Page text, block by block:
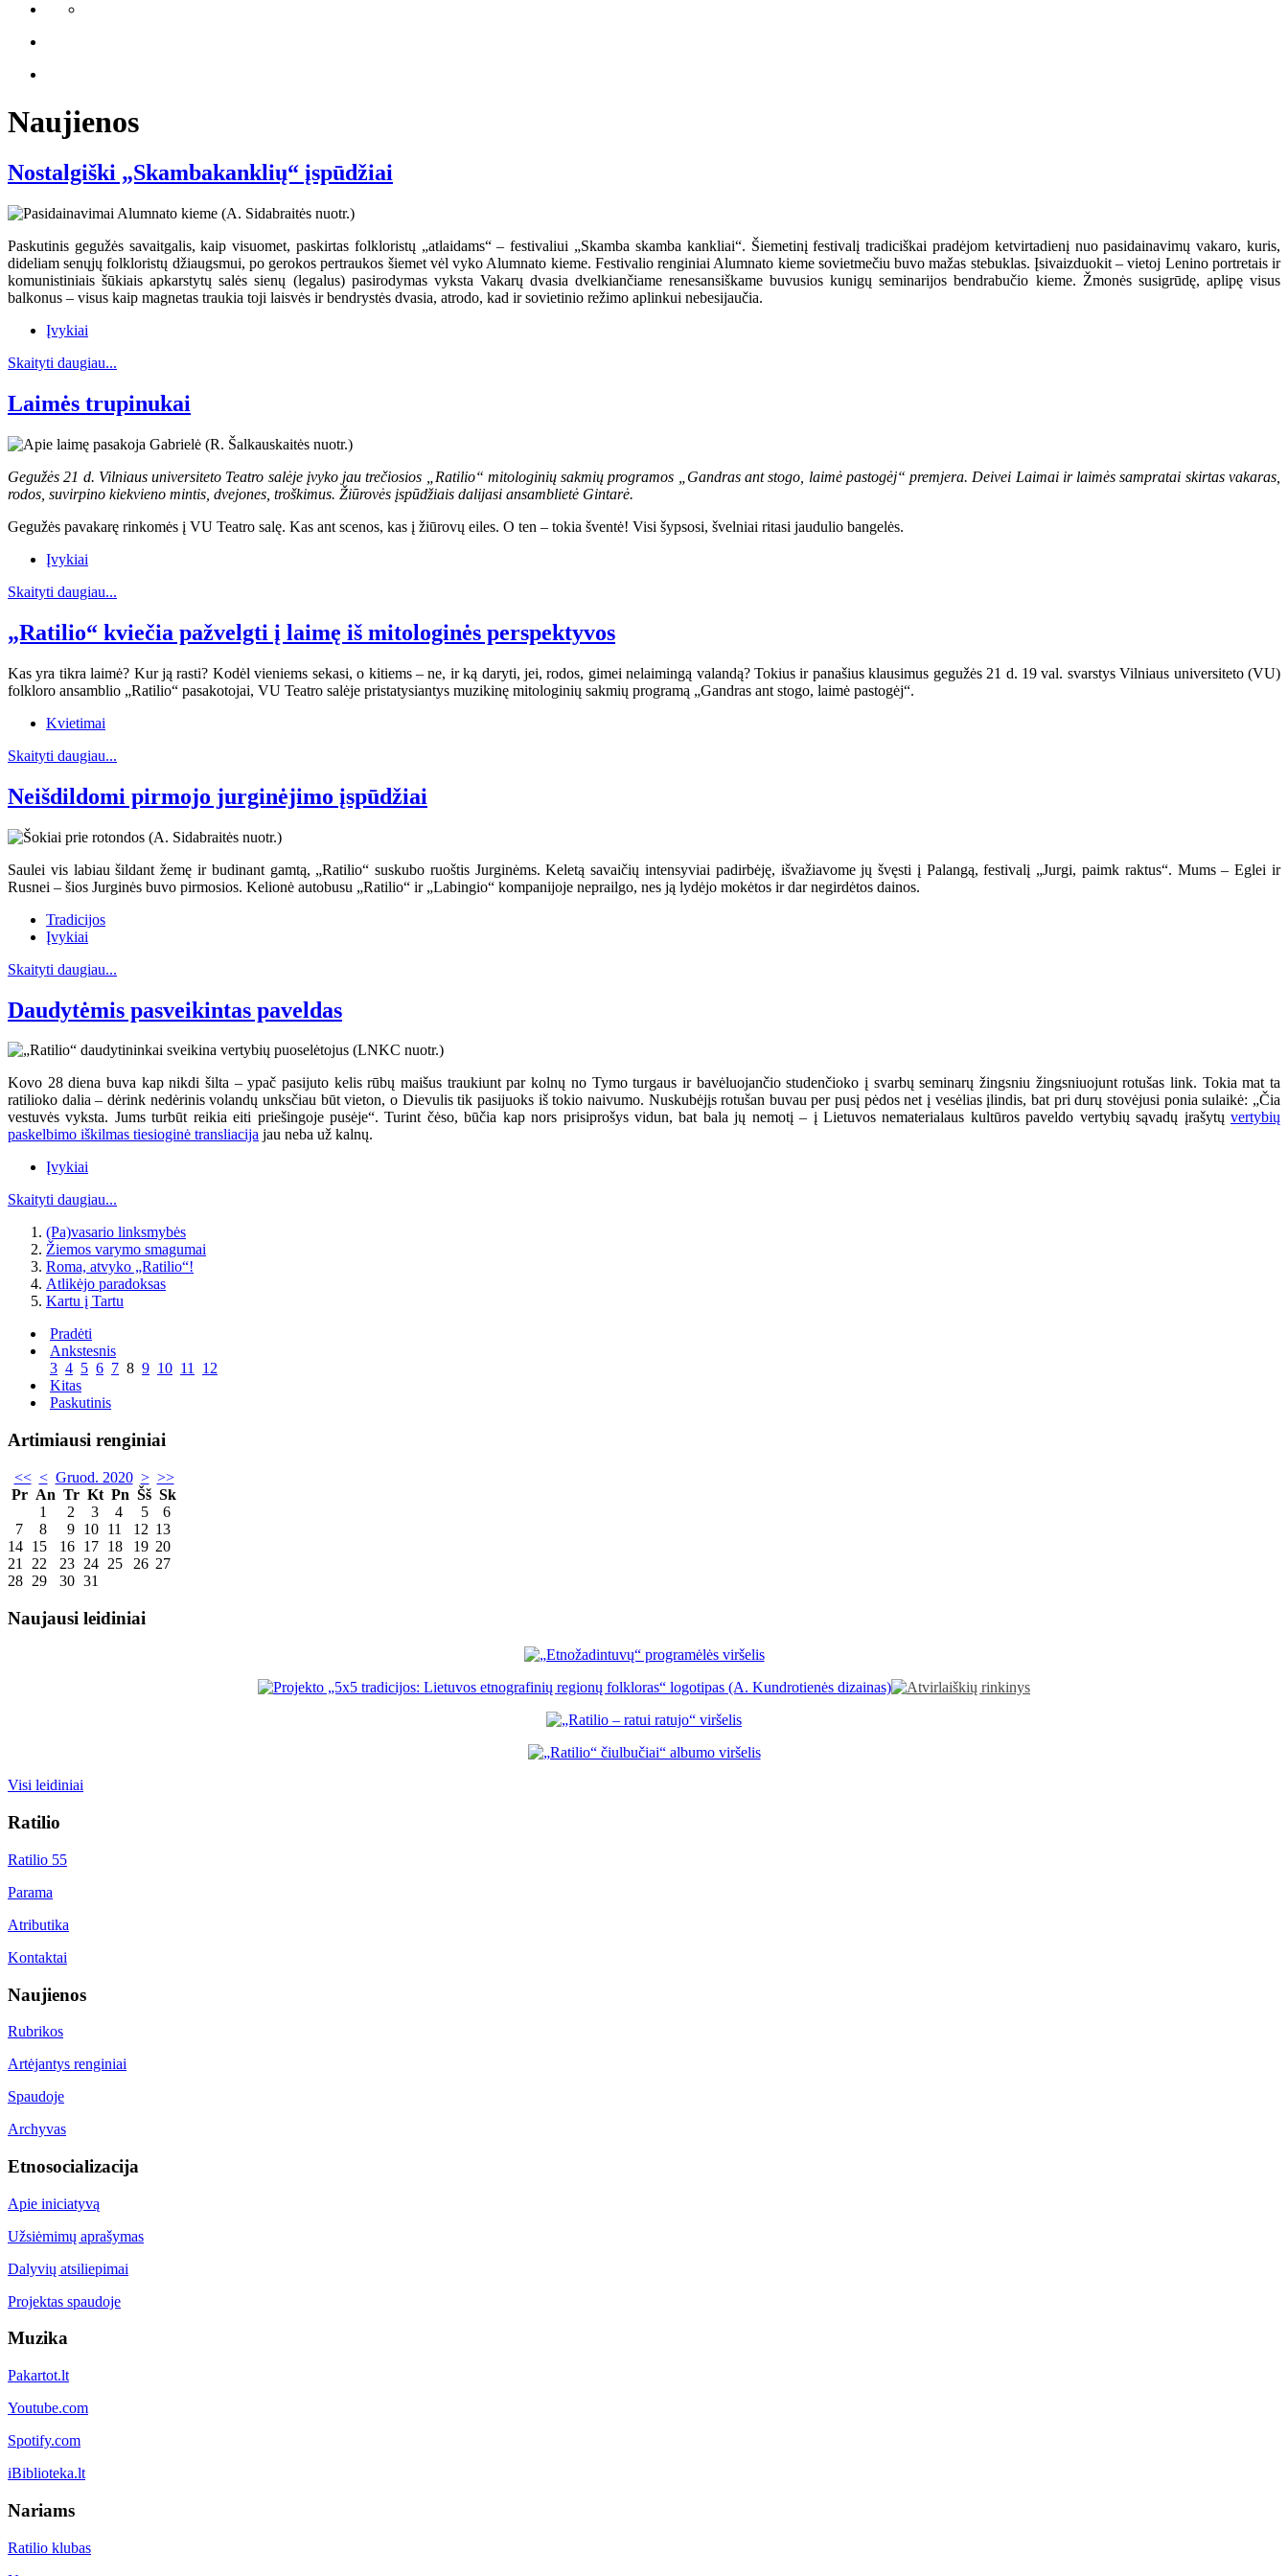
Naujienos
Nostalgiški „Skambakanklių“ įspūdžiai
Paskutinis gegužės savaitgalis, kaip visuomet, paskirtas folkloristų „atlaidams“ – festivaliui „Skamba skamba kankliai“. Šiemetinį festivalį tradiciškai pradėjom ketvirtadienį nuo pasidainavimų vakaro, kuris,
dideliam senųjų folkloristų džiaugsmui, po gerokos pertraukos šiemet vėl vyko Alumnato kieme. Festivalio renginiai Alumnato kieme sovietmečiu buvo mažas stebuklas. Įsivaizduokit – vietoj Lenino portretais ir
komunistiniais šūkiais apkarstytų salės sienų (legalus) pasirodymas vyksta Vakarų dvasia dvelkiančiame renesansiškame buvusios kunigų seminarijos bendrabučio kieme. Žmonės susigrūdę, aplipę visus
balkonus – visus kaip magnetas traukia toji laisvės ir bendrystės dvasia, atrodo, kad ir sovietinio režimo aplinkui nebesijaučia.
Įvykiai
Skaityti daugiau...
Laimės trupinukai
Gegužės 21 d. Vilniaus universiteto Teatro salėje įvyko jau trečiosios „Ratilio“ mitologinių sakmių programos „Gandras ant stogo, laimė pastogėj“ premjera. Deivei Laimai ir laimės sampratai skirtas vakaras,
rodos, suvirpino kiekvieno mintis, dvejones, troškimus. Žiūrovės įspūdžiais dalijasi ansamblietė Gintarė.
Gegužės pavakarę rinkomės į VU Teatro salę. Kas ant scenos, kas į žiūrovų eiles. O ten – tokia šventė! Visi šypsosi, švelniai ritasi jaudulio bangelės.
Įvykiai
Skaityti daugiau...
„Ratilio“ kviečia pažvelgti į laimę iš mitologinės perspektyvos
Kas yra tikra laimė? Kur ją rasti? Kodėl vieniems sekasi, o kitiems – ne, ir ką daryti, jei, rodos, gimei nelaimingą valandą? Tokius ir panašius klausimus gegužės 21 d. 19 val. svarstys Vilniaus universiteto (VU)
folkloro ansamblio „Ratilio“ pasakotojai, VU Teatro salėje pristatysiantys muzikinę mitologinių sakmių programą „Gandras ant stogo, laimė pastogėj“.
Kvietimai
Skaityti daugiau...
Neišdildomi pirmojo jurginėjimo įspūdžiai
Saulei vis labiau šildant žemę ir budinant gamtą, „Ratilio“ suskubo ruoštis Jurginėms. Keletą savaičių intensyviai padirbėję, išvažiavome jų švęsti į Palangą, festivalį „Jurgi, paimk raktus“. Mums – Eglei ir
Rusnei – šios Jurginės buvo pirmosios. Kelionė autobusu „Ratilio“ ir „Labingio“ kompanijoje neprailgo, nes ją lydėjo mokėtos ir dar negirdėtos dainos.
Tradicijos
Įvykiai
Skaityti daugiau...
Daudytėmis pasveikintas paveldas
Kovo 28 diena buva kap nikdi šilta – ypač pasijuto kelis rūbų maišus traukiunt par kolnų no Tymo turgaus ir bavėluojančio studenčioko į svarbų seminarų žingsniu žingsniuojunt rotušas link. Tokia mat ta
ratilioko dalia – dėrink nedėrinis volandų unksčiau būt vieton, o Dievulis tik pasijuoks iš tokio naivumo. Nuskubėjįs rotušan buvau per pusį pėdos net į vesėlias įlindis, bat pri durų stovėjusi ponia sulaikė: „Čia
vestuvės vyksta. Jums turbūt reikia eiti priešingoje pusėje“. Turint čėso, būčia kap nors prisiprošys vidun, bat bala jų nemotį – į Lietuvos nematerialaus kultūros paveldo vertybių sąvadų įrašytų vertybių
paskelbimo iškilmas tiesioginė transliacija jau neba už kalnų.
Įvykiai
Skaityti daugiau...
(Pa)vasario linksmybės
Žiemos varymo smagumai
Roma, atvyko „Ratilio“!
Atlikėjo paradoksas
Kartu į Tartu
Pradėti
Ankstesnis
3 4 5 6 7 8 9 10 11 12
Kitas
Paskutinis
Artimiausi renginiai
<< < Gruod. 2020 > >>
Pr An Tr Kt Pn Šš Sk
1
2 3 4 5
6
7
8 9 10 11 12 13
14 15 16 17 18 19 20
21
22 23 24 25 26 27
28 29 30 31
Naujausi leidiniai
Visi leidiniai
Ratilio
Ratilio 55
Parama
Atributika
Kontaktai
Naujienos
Rubrikos
Artėjantys renginiai
Spaudoje
Archyvas
Etnosocializacija
Apie iniciatyvą
Užsiėmimų aprašymas
Dalyvių atsiliepimai
Projektas spaudoje
Muzika
Pakartot.lt
Youtube.com
Spotify.com
iBiblioteka.lt
Nariams
Ratilio klubas